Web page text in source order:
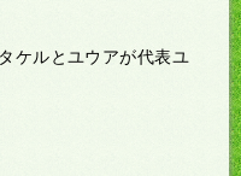
ケルとユウアが代表ユ